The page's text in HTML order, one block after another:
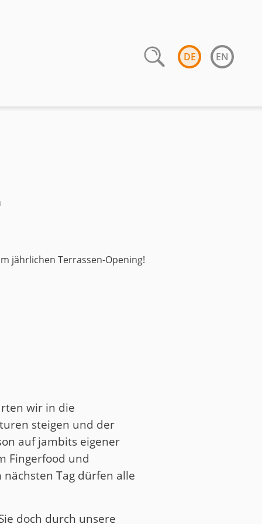
DE EN
jährlichen Terrassen-Opening!
wir in die
steigen und der
auf jambits eigener
Fingerfood und
Tag dürfen alle
doch durch unsere